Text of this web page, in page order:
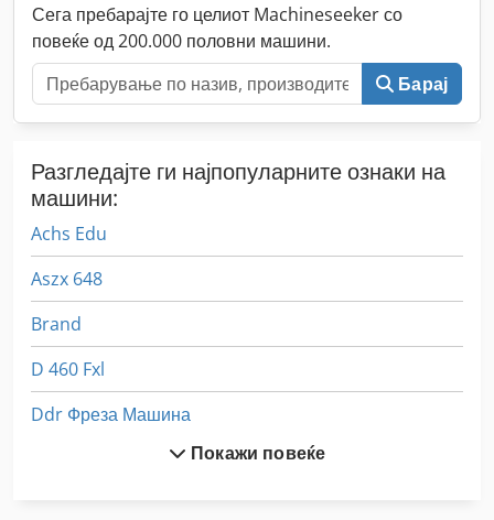
Сега пребарајте го целиот Machineseeker со
повеќе од 200.000 половни машини.
Барај
Разгледајте ги најпопуларните ознаки на
машини:
Achs Edu
Aszx 648
Brand
D 460 Fxl
Ddr Фреза Машина
Покажи повеќе